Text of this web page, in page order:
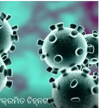
ଚିହ୍ନଟ